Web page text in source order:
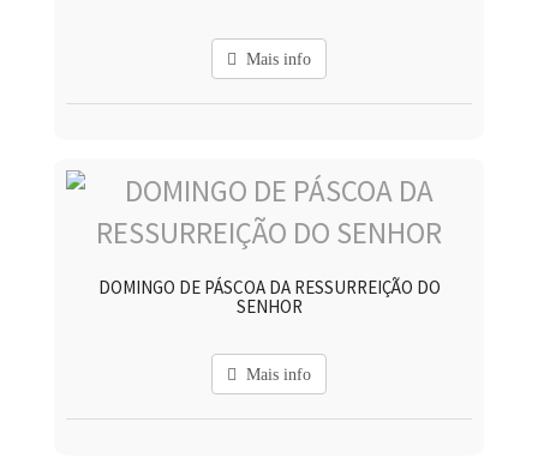
Mais info
DOMINGO DE PÁSCOA DA RESSURREIÇÃO DO
SENHOR
Mais info